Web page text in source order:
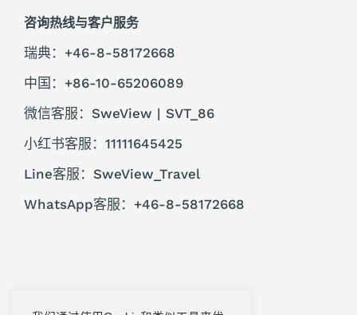
咨询热线与客户服务
瑞典：+46-8-58172668
中国：+86-10-65206089
微信客服：SweView | SVT_86
小红书客服：11111645425
Line客服：SweView_Travel
WhatsApp客服：+46-8-58172668